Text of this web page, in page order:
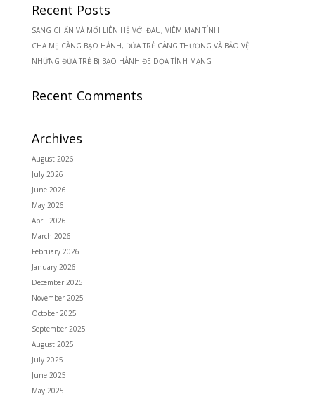
Recent Posts
SANG CHẤN VÀ MỐI LIÊN HỆ VỚI ĐAU, VIÊM MẠN TÍNH
CHA MẸ CÀNG BẠO HÀNH, ĐỨA TRẺ CÀNG THƯƠNG VÀ BẢO VỆ
NHỮNG ĐỨA TRẺ BỊ BẠO HÀNH ĐE DỌA TÍNH MẠNG
Recent Comments
Archives
August 2026
July 2026
June 2026
May 2026
April 2026
March 2026
February 2026
January 2026
December 2025
November 2025
October 2025
September 2025
August 2025
July 2025
June 2025
May 2025